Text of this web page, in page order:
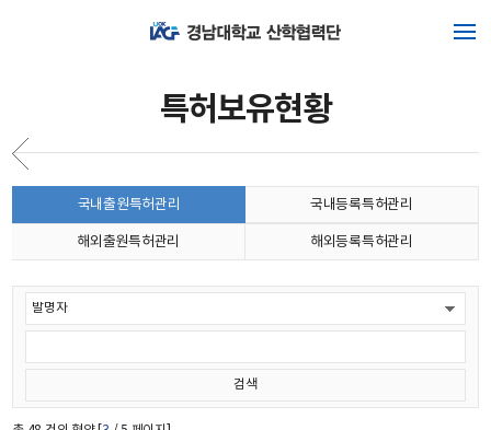
특허보유현황
국내출원특허관리 국내등록특허관리
해외출원특허관리 해외등록특허관리